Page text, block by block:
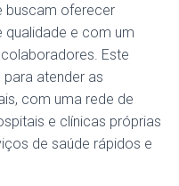
buscam oferecer
qualidade e com um
Este
atender as
com uma rede de
e clínicas próprias
de saúde rápidos e